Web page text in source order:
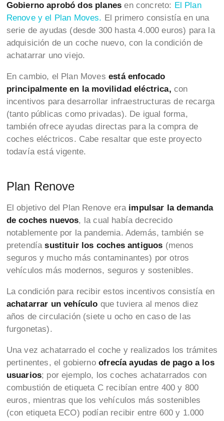
Gobierno aprobó dos planesen concreto: El Plan
Renove y el Plan Moves. El primero consistía en una
serie de ayudas (desde 300 hasta 4.000 euros) para la
adquisición de un coche nuevo, con la condición de
achatarrar uno viejo.
En cambio, el Plan Moves está enfocado
principalmente en la movilidad eléctrica, con
incentivos para desarrollar infraestructuras de recarga
(tanto públicas como privadas). De igual forma,
también ofrece ayudas directas para la compra de
coches eléctricos. Cabe resaltar que este proyecto
todavía está vigente.
Plan Renove
El objetivo del Plan Renove era impulsar la demanda
de coches nuevos, la cual había decrecido
notablemente por la pandemia. Además, también se
pretendíasustituir los coches antiguos (menos
seguros y mucho más contaminantes) por otros
vehículos más modernos, seguros y sostenibles.
La condición para recibir estos incentivos consistía en
achatarrar un vehículo que tuviera al menos diez
años de circulación (siete u ocho en caso de las
furgonetas).
Una vez achatarrado el coche y realizados los trámites
pertinentes, el gobierno ofrecía ayudas de pago a los
usuarios; por ejemplo, los coches achatarrados con
combustión de etiqueta C recibían entre 400 y 800
euros, mientras que los vehículos más sostenibles
(con etiqueta ECO) podían recibir entre 600 y 1.000